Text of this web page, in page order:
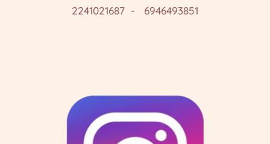
2241021687 - 6946493851